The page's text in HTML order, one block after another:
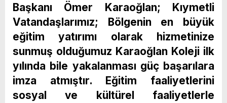
Başkanı Ömer Karaoğlan; Kıymetli
Vatandaşlarımız; Bölgenin en büyük
eğitim yatırımı olarak hizmetinize
sunmuş olduğumuz Karaoğlan Koleji ilk
yılında bile yakalanması güç başarılara
imza atmıştır. Eğitim faaliyetlerini
sosyal ve kültürel faaliyetlerle